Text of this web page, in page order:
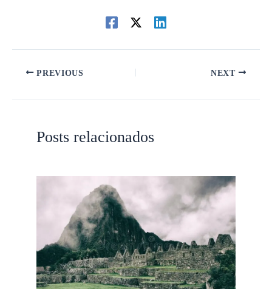
PREVIOUS NEXT
Posts relacionados